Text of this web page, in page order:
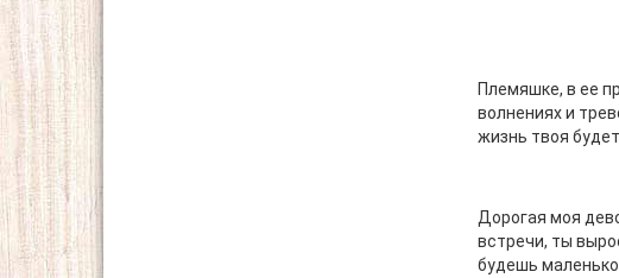
Племяшке, в ее
волнениях и
жизнь твоя
Дорогая моя
встречи, ты
будешь